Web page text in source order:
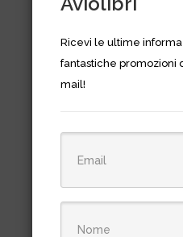
AB47G e
Ricevi le ultime
fantastiche promozioni
mail!